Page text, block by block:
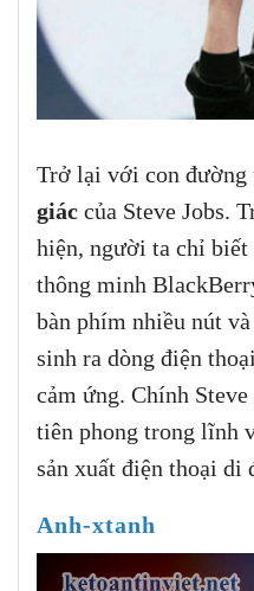
Trở lại với con đường
giác của Steve Jobs.
hiện, người ta chỉ biết
thông minh
bàn phím nhiều nút
sinh ra dòng điện
cảm ứng. Chính
tiên phong trong lĩnh
sản xuất điện thoại di
Anh-xtanh